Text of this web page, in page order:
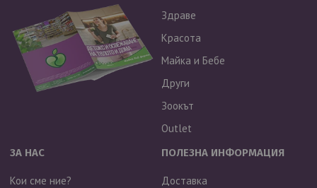
Здраве
Красота
Майка и Бебе
Други
Зоокът
Outlet
ЗА НАС
Кои сме ние?
ПОЛЕЗНА ИНФОРМАЦИЯ
Доставка